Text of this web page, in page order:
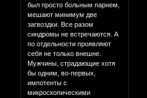
был просто больным парнем,
мешают минимум две
загвоздки. Все разом
синдромы не встречаются. А
по отдельности проявляют
себя не только внешне.
Мужчины, страдающие хотя
бы одним, во-первых,
импотенты с
микроскопическими